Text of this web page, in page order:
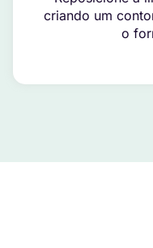
criando um
o